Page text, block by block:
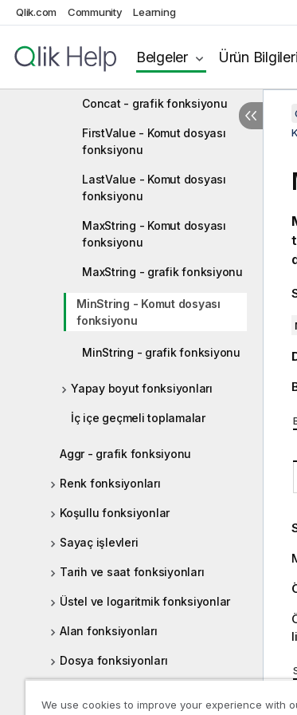
Qlik.com Community Learning
Belgeler Ürün
Concat - Komut dosyası
fonksiyonu
Concat - grafik fonksiyonu
FirstValue - Komut dosyası
fonksiyonu
LastValue - Komut dosyası
fonksiyonu
MaxString - Komut dosyası
fonksiyonu
MaxString - grafik fonksiyonu
MinString - Komut dosyası
fonksiyonu
MinString - grafik fonksiyonu
Yapay boyut fonksiyonları
İç içe geçmeli toplamalar
Aggr - grafik fonksiyonu
Renk fonksiyonları
Koşullu fonksiyonlar
Sayaç işlevleri
Tarih ve saat fonksiyonları
Üstel ve logaritmik fonksiyonlar
Alan fonksiyonları
Dosya fonksiyonları
We use cookies to improve your experience with